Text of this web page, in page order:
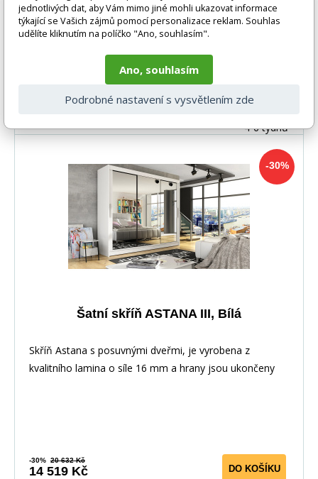
14 519 Kč DO KOŠÍKU
4-6 týdnů
-30%
Šatní skříň ASTANA III, Bílá
Skříň Astana s posuvnými dveřmi, je vyrobena z
kvalitního lamina o síle 16 mm a hrany jsou ukončeny
-30% 20 632 Kč
14 519 Kč DO KOŠÍKU
jednotlivých dat, aby Vám mimo jiné mohli ukazovat informace
týkající se Vašich zájmů pomocí personalizace reklam. Souhlas
udělíte kliknutím na políčko "Ano, souhlasím".
Ano, souhlasím
Podrobné nastavení s vysvětlením zde